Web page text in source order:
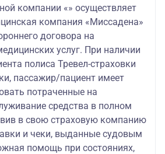
компании «» осуществляет
компания «Миссадена»
договора на
услуг. При наличии
полиса Тревел-страховки
пассажир/пациент имеет
потраченные на
средства в полном
в свою страховую компанию
и чеки, выданные судовым
помощь при состояниях,